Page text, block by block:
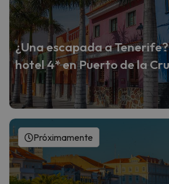
¿Una escapada a
hotel 4* en Puerto de la
Próximamente